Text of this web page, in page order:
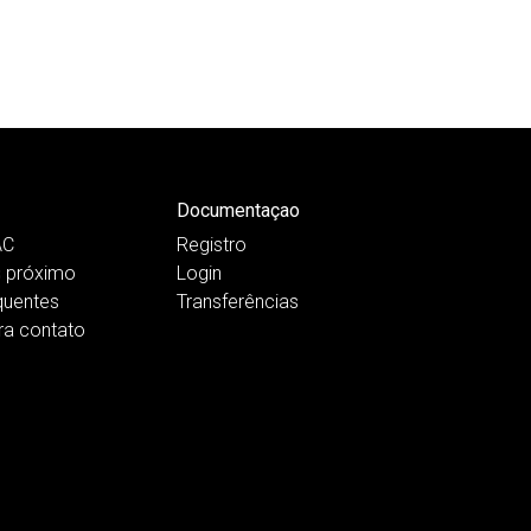
próximo
contato
Documentaçao
Registro
Login
Transferências